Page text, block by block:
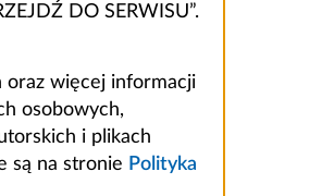
DO SERWISU”.
oraz więcej informacji
osobowych,
i plikach
są na stronie Polityka